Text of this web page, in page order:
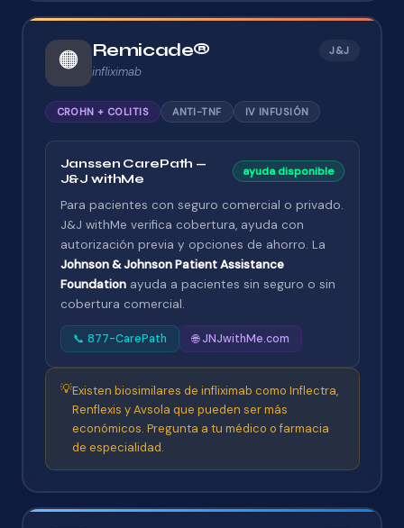
🟠 Remicade®
infliximab
J&J
CROHN + COLITIS ANTI-TNF IV INFUSIÓN
Janssen CarePath —
J&J withMe
ayuda disponible
Para pacientes con seguro comercial o privado.
J&J withMe verifica cobertura, ayuda con
autorización previa y opciones de ahorro. La
Johnson & Johnson Patient Assistance
Foundationayuda a pacientes sin seguro o sin
cobertura comercial.
📞 877-CarePath 🌐 JNJwithMe.com
💡Existen biosimilares de infliximab como Inflectra,
Renflexis y Avsola que pueden ser más
económicos. Pregunta a tu médico o farmacia
de especialidad.